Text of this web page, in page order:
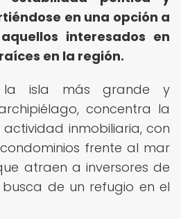
en una opción a
interesados en
en la región.
la isla más grande y
concentra la
inmobiliaria, con
frente al mar
atraen a inversores de
de un refugio en el